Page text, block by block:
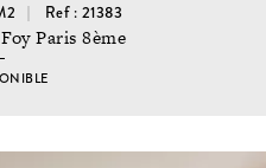
Ref : 21383
Paris 8ème